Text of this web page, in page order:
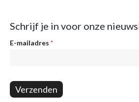
Schrijf je in voor onze
Nieuwsbrief
E-mailadres *
Verzenden